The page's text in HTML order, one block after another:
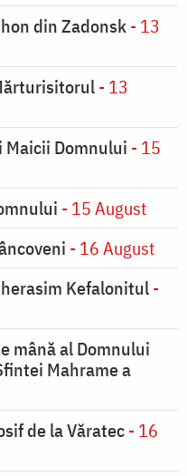
din Zadonsk- 13
- 13
Domnului - 15
- 15 August
- 16 August
Kefalonitul-
mână al Domnului
Mahrame a
de la Văratec- 16